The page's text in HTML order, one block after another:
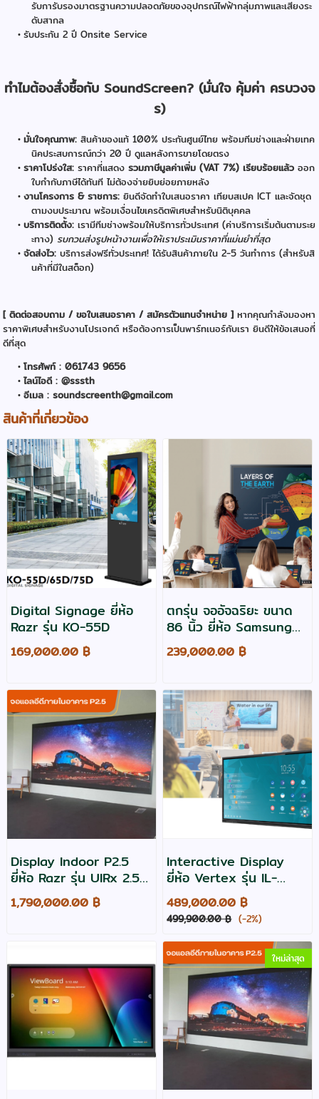
รับการับรองมาตรฐานความปลอดภัยของอุปกรณ์ไฟฟ้ากลุ่มภาพและเสียงระ
ดับสากล
รับประกัน 2 ปี Onsite Service
ทำไมต้องสั่งซื้อกับ SoundScreen? (มั่นใจ คุ้มค่า ครบวงจ
ร)
มั่นใจคุณภาพ:สินค้าของแท้ 100% ประกันศูนย์ไทย พร้อมทีมช่างและฝ่ายเทค
นิคประสบการณ์กว่า 20 ปี ดูแลหลังการขายโดยตรง
ราคาโปร่งใส:ราคาที่แสดง รวมภาษีมูลค่าเพิ่ม (VAT 7%) เรียบร้อยแล้วออก
ใบกำกับภาษีได้ทันที ไม่ต้องจ่ายยิบย่อยภายหลัง
งานโครงการ & ราชการ:ยินดีจัดทำใบเสนอราคา เทียบสเปค ICT และจัดชุด
ตามงบประมาณ พร้อมเงื่อนไขเครดิตพิเศษสำหรับนิติบุคคล
บริการติดตั้ง:เรามีทีมช่างพร้อมให้บริการทั่วประเทศ (ค่าบริการเริ่มต้นตามระย
ะทาง)รบกวนส่งรูปหน้างานเพื่อให้เราประเมินราคาที่แม่นยำที่สุด
จัดส่งไว:บริการส่งฟรีทั่วประเทศ! ได้รับสินค้าภายใน 2-5 วันทำการ (สำหรับสิ
นค้าที่มีในสต็อก)
[ ติดต่อสอบถาม / ขอใบเสนอราคา / สมัครตัวแทนจำหน่าย ]หากคุณกำลังมองหา
ราคาพิเศษสำหรับงานโปรเจกต์ หรือต้องการเป็นพาร์ทเนอร์กับเรา ยินดีให้ข้อเสนอที่
ดีที่สุด
โทรศัพท์ : 061743 9656
ไลน์ไอดี : @sssth
อีเมล : soundscreenth@gmail.com
สินค้าที่เกี่ยวข้อง
Digital Signage ยี่ห้อ
Razr รุ่น KO-55D
169,000.00 ฿
ตกรุ่น จออัจฉริยะ ขนาด
86 นิ้ว ยี่ห้อ Samsung
รุ่น WA86D Digital
Whiteboard IWB
239,000.00 ฿
Display Indoor P2.5
ยี่ห้อ Razr รุ่น UIRx 2.5
ขนาด 5.12 x 2.88 เมตร
1,790,000.00 ฿
Interactive Display
ยี่ห้อ Vertex รุ่น IL-
4865 Pro จอทัชสกรีน
ขนาด 86 นิ้ว
489,000.00 ฿
499,900.00 ฿ (-2%)
ใหม่ล่าสุด